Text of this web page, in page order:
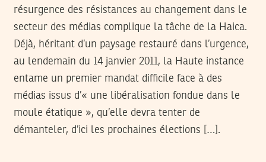
résurgence des résistances au changement dans le
secteur des médias complique la tâche de la Haica.
Déjà, héritant d’un paysage restauré dans l’urgence,
au lendemain du 14 janvier 2011, la Haute instance
entame un premier mandat difficile face à des
médias issus d’« une libéralisation fondue dans le
moule étatique », qu’elle devra tenter de
démanteler, d’ici les prochaines élections […].